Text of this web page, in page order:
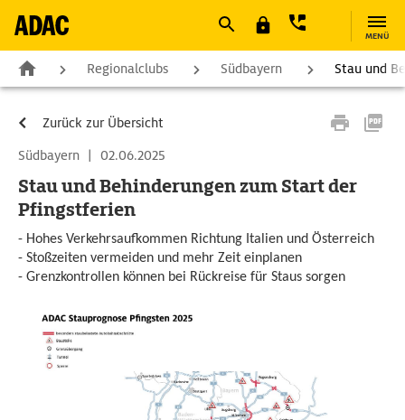
MENÜ
Regionalclubs Südbayern Stau und
Zurück zur Übersicht
Südbayern | 02.06.2025
Stau und Behinderungen zum Start der
Pfingstferien
- Hohes Verkehrsaufkommen Richtung Italien und Österreich
- Stoßzeiten vermeiden und mehr Zeit einplanen
- Grenzkontrollen können bei Rückreise für Staus sorgen